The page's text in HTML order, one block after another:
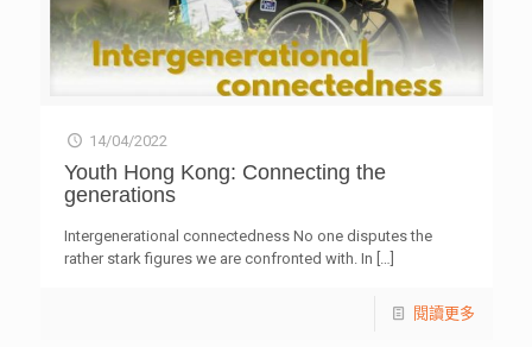
14/04/2022
Youth Hong Kong: Connecting the
generations
Intergenerational connectedness No one disputes the
rather stark figures we are confronted with. In […]
閱讀更多